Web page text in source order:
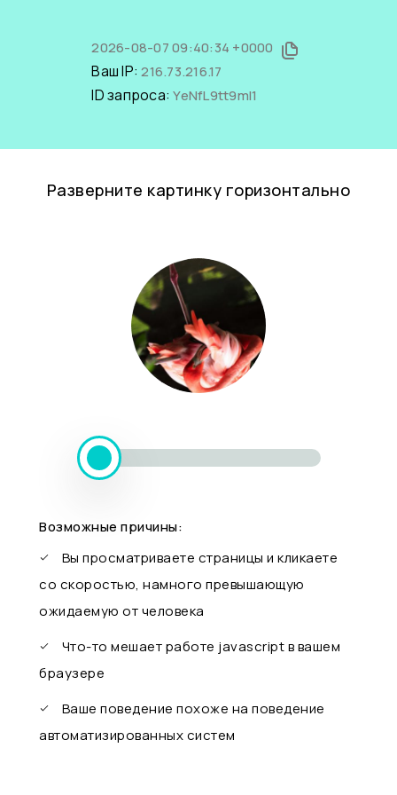
2026-08-07 09:40:34 +0000
Ваш IP:216.73.216.17
ID запроса:YeNfL9tt9mI1
Разверните картинку горизонтально
Возможные причины:
Вы просматриваете страницы и кликаете
со скоростью, намного превышающую
ожидаемую от человека
Что-то мешает работе javascript в вашем
браузере
Ваше поведение похоже на поведение
автоматизированных систем